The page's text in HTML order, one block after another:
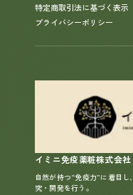
特定商取引法に基づく表示
プライバシーポリシー
イミニ免疫薬粧株式会社
自然が持つ“免疫力”に着目
究・開発を行う。